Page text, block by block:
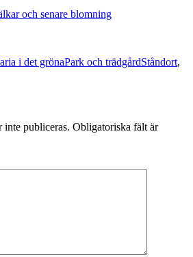
och senare blomning
i det grönaKategorier
Park och trädgårdTaggar
Ståndort,
inte publiceras. Obligatoriska fält är